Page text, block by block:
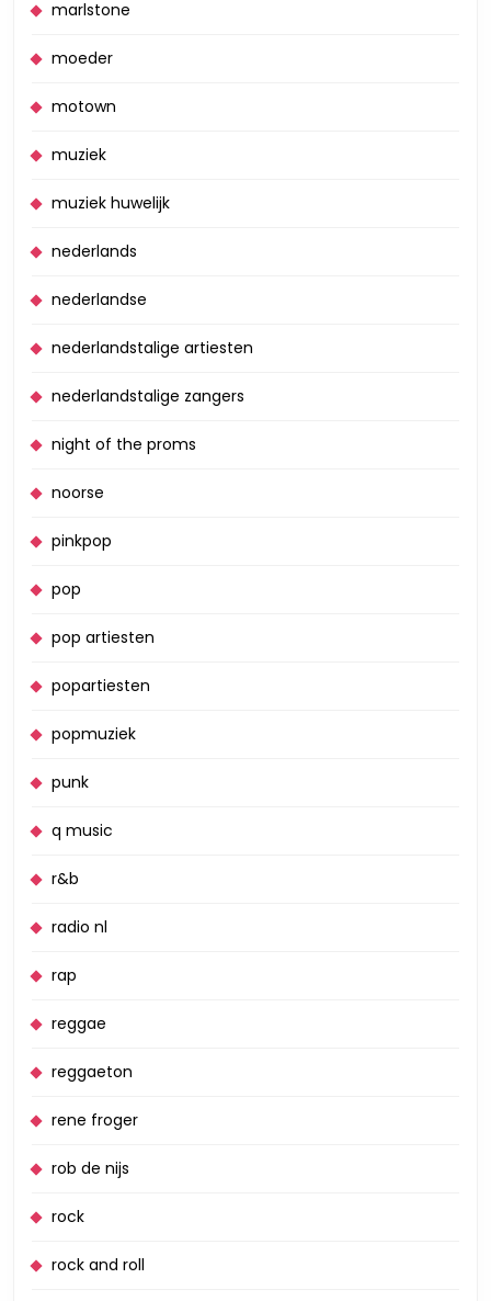
marlstone
moeder
motown
muziek
muziek huwelijk
nederlands
nederlandse
nederlandstalige artiesten
nederlandstalige zangers
night of the proms
noorse
pinkpop
pop
pop artiesten
popartiesten
popmuziek
punk
q music
r&b
radio nl
rap
reggae
reggaeton
rene froger
rob de nijs
rock
rock and roll